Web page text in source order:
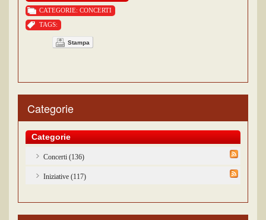
CATEGORIE: CONCERTI
TAGS:
Stampa
Categorie
Categorie
Concerti (136)
Iniziative (117)